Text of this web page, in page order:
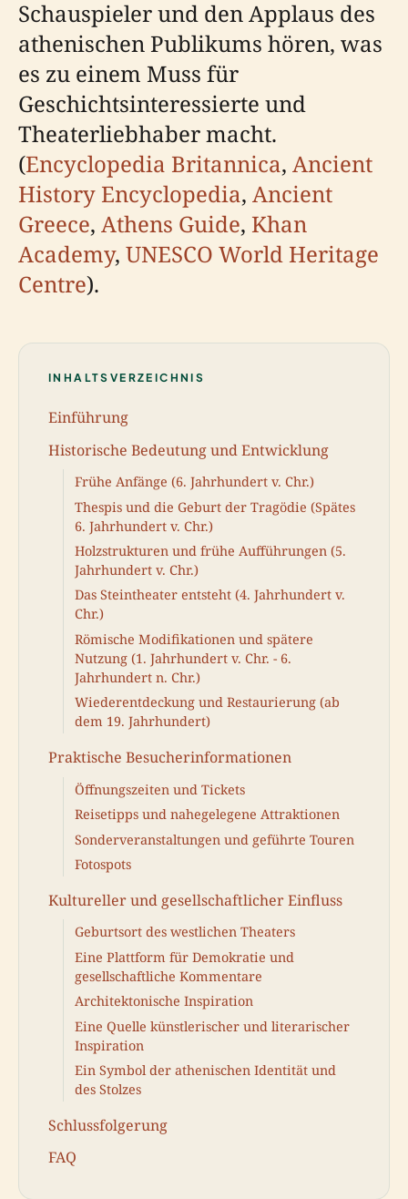
Schauspieler und den Applaus des
athenischen Publikums hören, was
es zu einem Muss für
Geschichtsinteressierte und
Theaterliebhaber macht.
(Encyclopedia Britannica, Ancient
History Encyclopedia, Ancient
Greece, Athens Guide, Khan
Academy, UNESCO World Heritage
Centre).
INHALTSVERZEICHNIS
Einführung
Historische Bedeutung und Entwicklung
Frühe Anfänge (6. Jahrhundert v. Chr.)
Thespis und die Geburt der Tragödie (Spätes
6. Jahrhundert v. Chr.)
Holzstrukturen und frühe Aufführungen (5.
Jahrhundert v. Chr.)
Das Steintheater entsteht (4. Jahrhundert v.
Chr.)
Römische Modifikationen und spätere
Nutzung (1. Jahrhundert v. Chr. - 6.
Jahrhundert n. Chr.)
Wiederentdeckung und Restaurierung (ab
dem 19. Jahrhundert)
Praktische Besucherinformationen
Öffnungszeiten und Tickets
Reisetipps und nahegelegene Attraktionen
Sonderveranstaltungen und geführte Touren
Fotospots
Kultureller und gesellschaftlicher Einfluss
Geburtsort des westlichen Theaters
Eine Plattform für Demokratie und
gesellschaftliche Kommentare
Architektonische Inspiration
Eine Quelle künstlerischer und literarischer
Inspiration
Ein Symbol der athenischen Identität und
des Stolzes
Schlussfolgerung
FAQ